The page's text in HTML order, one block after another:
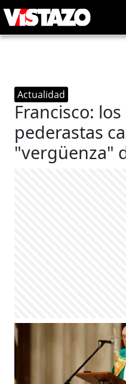
Actualidad
Francisco:
pederastas
"vergüenza"